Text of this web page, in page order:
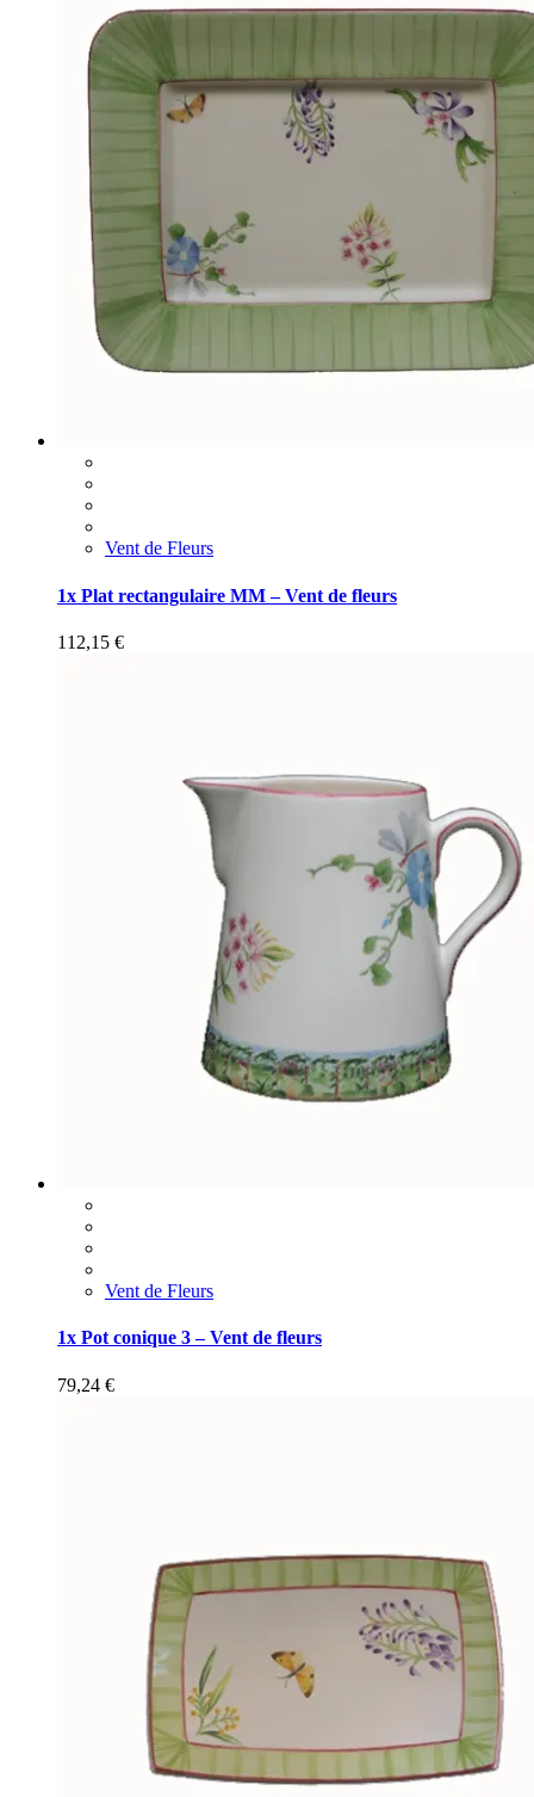
Vent de Fleurs
1x Plat rectangulaire MM – Vent de fleurs
112,15 €
Vent de Fleurs
1x Pot conique 3 – Vent de fleurs
79,24 €